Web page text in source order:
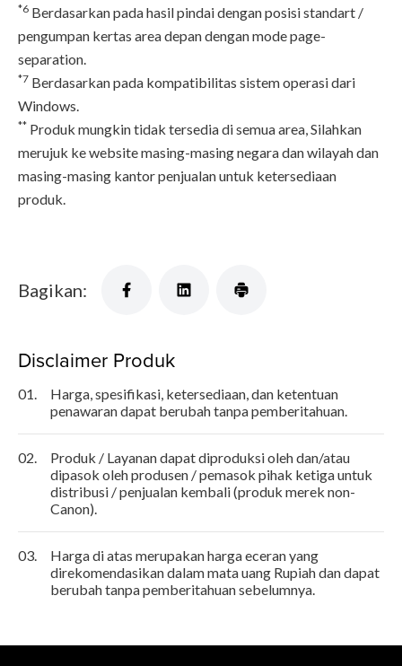
*6 Berdasarkan pada hasil pindai dengan posisi standart /
pengumpan kertas area depan dengan mode page-
separation.
*7 Berdasarkan pada kompatibilitas sistem operasi dari
Windows.
** Produk mungkin tidak tersedia di semua area, Silahkan
merujuk ke website masing-masing negara dan wilayah dan
masing-masing kantor penjualan untuk ketersediaan
produk.
Bagikan:
Disclaimer Produk
01.
Harga, spesifikasi, ketersediaan, dan ketentuan
penawaran dapat berubah tanpa pemberitahuan.
02.
Produk / Layanan dapat diproduksi oleh dan/atau
dipasok oleh produsen / pemasok pihak ketiga untuk
distribusi / penjualan kembali (produk merek non-
Canon).
03.
Harga di atas merupakan harga eceran yang
direkomendasikan dalam mata uang Rupiah dan dapat
berubah tanpa pemberitahuan sebelumnya.